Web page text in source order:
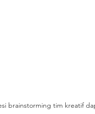
brainstorming tim kreatif